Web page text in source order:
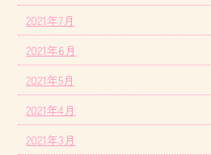
2021年7月
2021年6月
2021年5月
2021年4月
2021年3月